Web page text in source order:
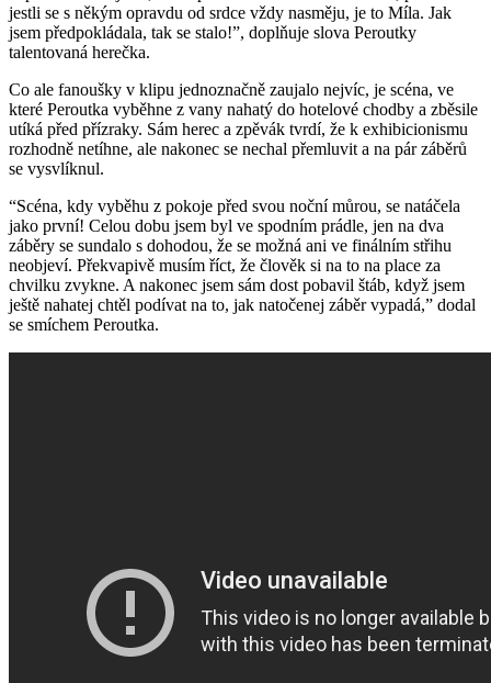
jestli se s někým opravdu od srdce vždy nasměju, je to Míla. Jak
jsem předpokládala, tak se stalo!”, doplňuje slova Peroutky
talentovaná herečka.
Co ale fanoušky v klipu jednoznačně zaujalo nejvíc, je scéna, ve
které Peroutka vyběhne z vany nahatý do hotelové chodby a zběsile
utíká před přízraky. Sám herec a zpěvák tvrdí, že k exhibicionismu
rozhodně netíhne, ale nakonec se nechal přemluvit a na pár záběrů
se vysvlíknul.
“Scéna, kdy vyběhu z pokoje před svou noční můrou, se natáčela
jako první! Celou dobu jsem byl ve spodním prádle, jen na dva
záběry se sundalo s dohodou, že se možná ani ve finálním střihu
neobjeví. Překvapivě musím říct, že člověk si na to na place za
chvilku zvykne. A nakonec jsem sám dost pobavil štáb, když jsem
ještě nahatej chtěl podívat na to, jak natočenej záběr vypadá,” dodal
se smíchem Peroutka.